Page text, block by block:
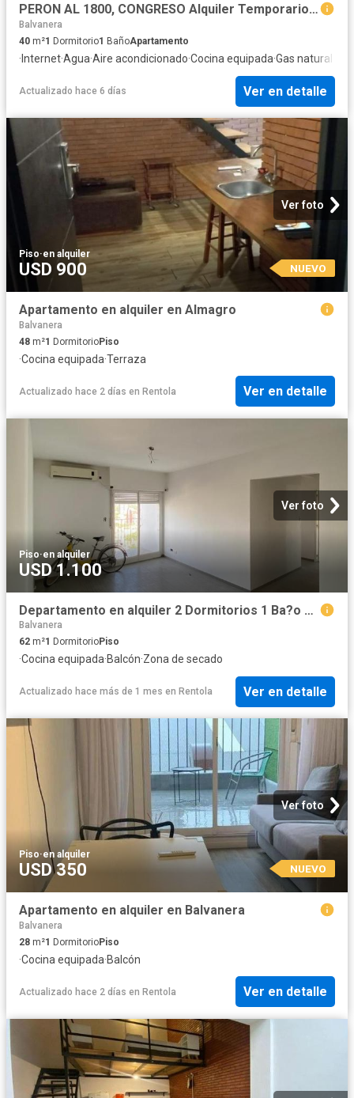
PERON AL 1800, CONGRESO Alquiler Temporario de hermoso 2 ambientes con Patio
Balvanera
40 m²1 Dormitorio1 BañoApartamento
· Internet·Agua·Aire acondicionado·Cocina equipada·Gas natural
Actualizado hace 6 días Ver en detalle
Ver foto
Piso·en alquiler
USD 900 NUEVO
Apartamento en alquiler en Almagro
Balvanera
48 m²1 DormitorioPiso
·Cocina equipada·Terraza
Actualizado hace 2 días en Rentola Ver en detalle
Ver foto
Piso·en alquiler
USD 1.100
Departamento en alquiler 2 Dormitorios 1 Ba?o 62mts2 Balvanera
Balvanera
62 m²1 DormitorioPiso
·Cocina equipada·Balcón·Zona de secado
Actualizado hace más de 1 mes en Rentola Ver en detalle
Ver foto
Piso·en alquiler
USD 350 NUEVO
Apartamento en alquiler en Balvanera
Balvanera
28 m²1 DormitorioPiso
·Cocina equipada·Balcón
Actualizado hace 2 días en Rentola Ver en detalle